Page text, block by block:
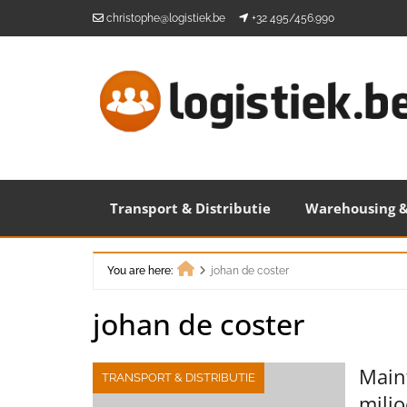
christophe@logistiek.be +32 495/456.990
Transport & Distributie Warehousing
You are here:
johan de coster
johan de coster
TRANSPORT & DISTRIBUTIE